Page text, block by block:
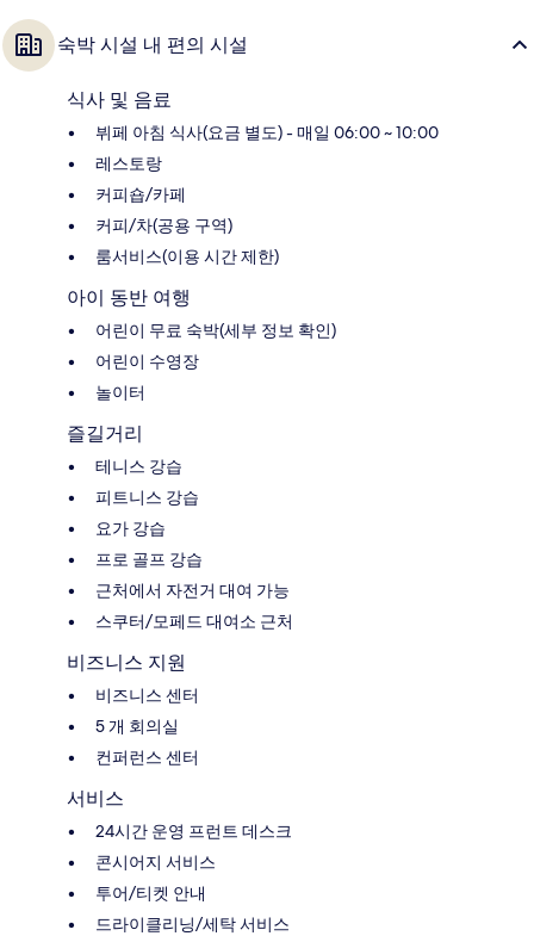
숙박 시설 내 편의 시설
식사 및 음료
뷔페 아침 식사(요금 별도) - 매일 06:00 ~ 10:00
레스토랑
커피숍/카페
커피/차(공용 구역)
룸서비스(이용 시간 제한)
아이 동반 여행
어린이 무료 숙박(세부 정보 확인)
어린이 수영장
놀이터
즐길거리
테니스 강습
피트니스 강습
요가 강습
프로 골프 강습
근처에서 자전거 대여 가능
스쿠터/모페드 대여소 근처
비즈니스 지원
비즈니스 센터
5 개 회의실
컨퍼런스 센터
서비스
24시간 운영 프런트 데스크
콘시어지 서비스
투어/티켓 안내
드라이클리닝/세탁 서비스